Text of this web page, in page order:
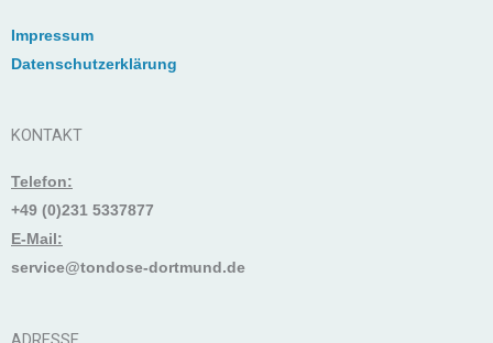
Impressum
Datenschutzerklärung
KONTAKT
Telefon:
+49 (0)231 5337877
E-Mail:
service@tondose-dortmund.de